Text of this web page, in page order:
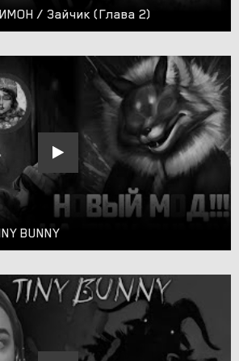
/ Зайчик (Глава 2)
BUNNY